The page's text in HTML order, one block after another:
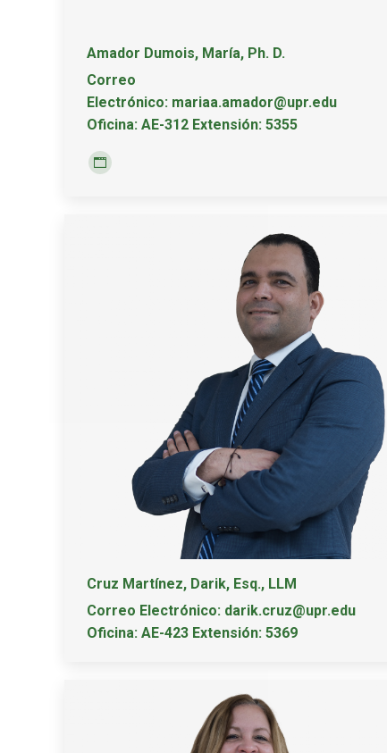
Amador Dumois, María, Ph. D.
Correo
Electrónico: mariaa.amador@upr.edu
Oficina: AE-312 Extensión: 5355
Personal
Cruz Martínez, Darik, Esq., LLM
Correo Electrónico: darik.cruz@upr.edu
Oficina: AE-423 Extensión: 5369